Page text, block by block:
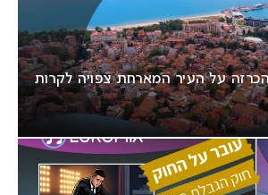
2027: ההכרזה על העיר המארחת צפויה לקרות